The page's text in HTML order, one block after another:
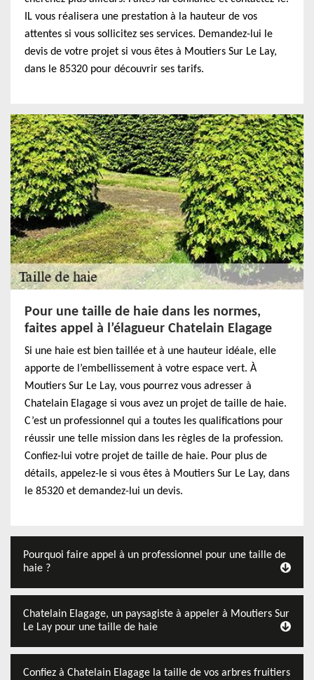
IL vous réalisera une prestation à la hauteur de vos
attentes si vous sollicitez ses services. Demandez-lui le
devis de votre projet si vous êtes à Moutiers Sur Le Lay,
dans le 85320 pour découvrir ses tarifs.
Pour une taille de haie dans les normes,
faites appel à l’élagueur Chatelain Elagage
Si une haie est bien taillée et à une hauteur idéale, elle
apporte de l’embellissement à votre espace vert. À
Moutiers Sur Le Lay, vous pourrez vous adresser à
Chatelain Elagage si vous avez un projet de taille de haie.
C’est un professionnel qui a toutes les qualifications pour
réussir une telle mission dans les règles de la profession.
Confiez-lui votre projet de taille de haie. Pour plus de
détails, appelez-le si vous êtes à Moutiers Sur Le Lay, dans
le 85320 et demandez-lui un devis.
Pourquoi faire appel à un professionnel pour une taille de
haie ?
Chatelain Elagage, un paysagiste à appeler à Moutiers Sur
Le Lay pour une taille de haie
Confiez à Chatelain Elagage la taille de vos arbres fruitiers